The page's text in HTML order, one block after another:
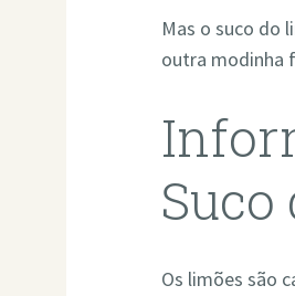
Mas o suco do
outra modinha
Os limões são